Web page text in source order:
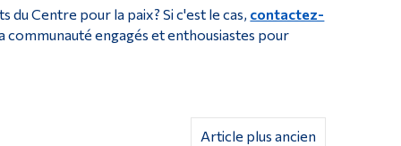
du Centre pour la paix? Si c'est le cas, contactez-
communauté engagés et enthousiastes pour
Article plus ancien